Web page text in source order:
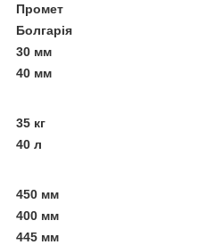
Промет
Болгарія
30 мм
40 мм
35 кг
40 л
450 мм
400 мм
445 мм